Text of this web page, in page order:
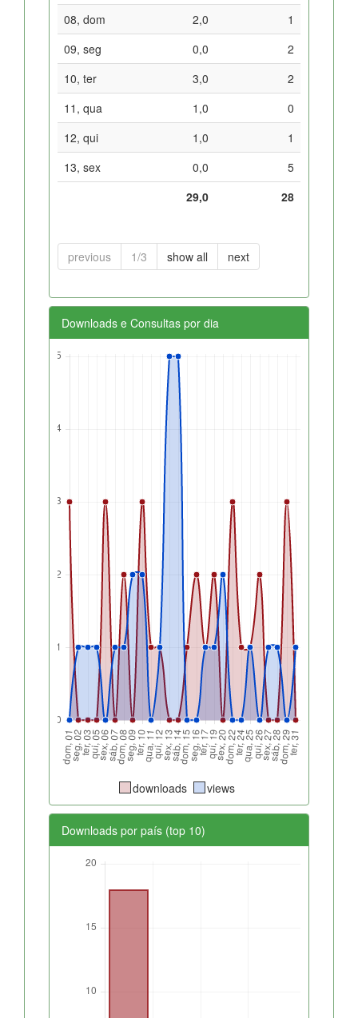
08, dom
2,0
1
09, seg
0,0
2
10, ter
3,0
2
11, qua
1,0
0
12, qui
1,0
1
13, sex
0,0
5
29,0
28
previous 1/3 show all next
Downloads e Consultas por dia
downloads views
Downloads por país (top 10)